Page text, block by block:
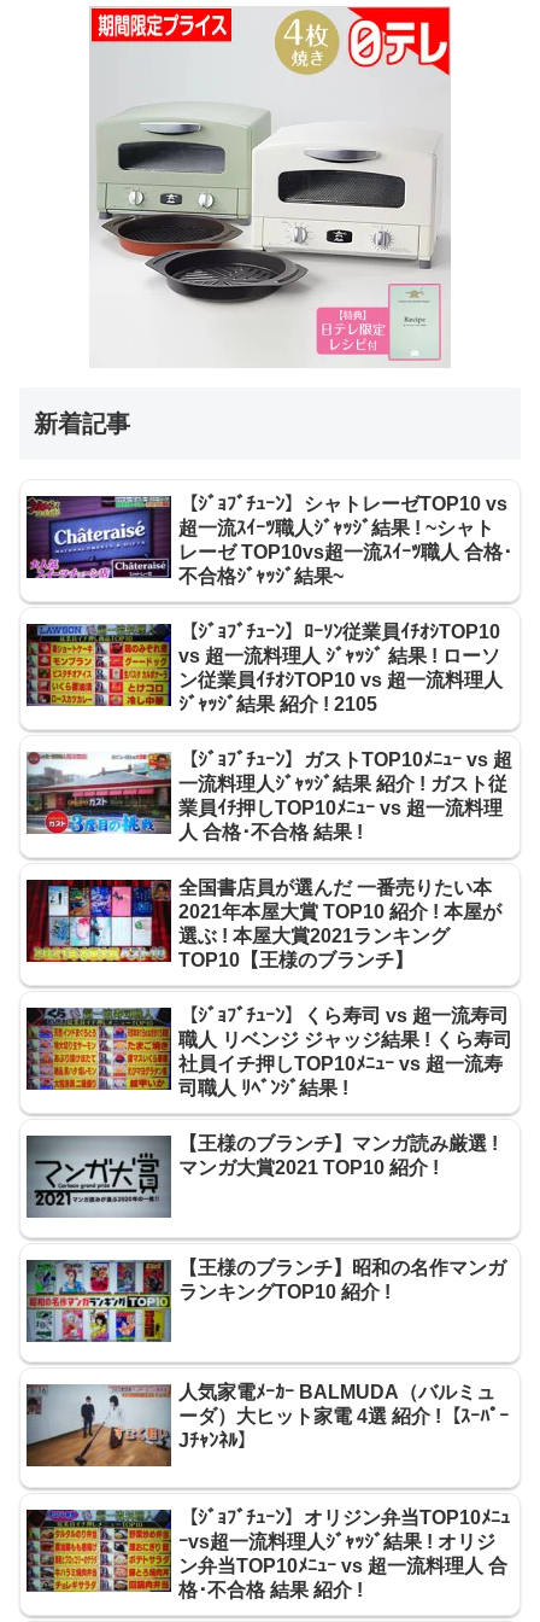
新着記事
【ｼﾞｮﾌﾞﾁｭｰﾝ】シャトレーゼTOP10 vs
超一流ｽｲｰﾂ職人ｼﾞｬｯｼﾞ結果 ! ~シャト
レーゼ TOP10vs超一流ｽｲｰﾂ職人 合格･
不合格ｼﾞｬｯｼﾞ結果~
【ｼﾞｮﾌﾞﾁｭｰﾝ】ﾛｰｿﾝ従業員ｲﾁｵｼTOP10
vs 超一流料理人 ｼﾞｬｯｼﾞ 結果 ! ローソ
ン従業員ｲﾁｵｼTOP10 vs 超一流料理人
ｼﾞｬｯｼﾞ結果 紹介 ! 2105
【ｼﾞｮﾌﾞﾁｭｰﾝ】ガストTOP10ﾒﾆｭｰ vs 超
一流料理人ｼﾞｬｯｼﾞ結果 紹介 ! ガスト従
業員ｲﾁ押しTOP10ﾒﾆｭｰ vs 超一流料理
人 合格･不合格 結果 !
全国書店員が選んだ 一番売りたい本
2021年本屋大賞 TOP10 紹介 ! 本屋が
選ぶ ! 本屋大賞2021ランキング
TOP10【王様のブランチ】
【ｼﾞｮﾌﾞﾁｭｰﾝ】くら寿司 vs 超一流寿司
職人 リベンジ ジャッジ結果 ! くら寿司
社員イチ押しTOP10ﾒﾆｭｰ vs 超一流寿
司職人 ﾘﾍﾞﾝｼﾞ結果 !
【王様のブランチ】マンガ読み厳選 !
マンガ大賞2021 TOP10 紹介 !
【王様のブランチ】昭和の名作マンガ
ランキングTOP10 紹介 !
人気家電ﾒｰｶｰ BALMUDA（バルミュ
ーダ）大ヒット家電 4選 紹介 !【ｽｰﾊﾟｰ
Jﾁｬﾝﾈﾙ】
【ｼﾞｮﾌﾞﾁｭｰﾝ】オリジン弁当TOP10ﾒﾆｭ
ｰvs超一流料理人ｼﾞｬｯｼﾞ結果 ! オリジ
ン弁当TOP10ﾒﾆｭｰ vs 超一流料理人 合
格･不合格 結果 紹介 !